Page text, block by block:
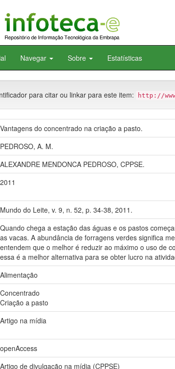
Navegar Sobre Estatísticas
para citar ou linkar para este item: http://
Vantagens do concentrado na criação a pasto.
PEDROSO, A. M.
ALEXANDRE MENDONCA PEDROSO, CPPSE.
2011
Mundo do Leite, v. 9, n. 52, p. 34-38, 2011.
Quando chega a estação das águas e os pastos
as vacas. A abundância de forragens verdes significa
entendem que o melhor é reduzir ao máximo o uso de
essa é a melhor alternativa para se obter lucro na
Alimentação
Concentrado
Criação a pasto
Artigo na mídia
openAccess
Artigo de divulgação na mídia (CPPSE)